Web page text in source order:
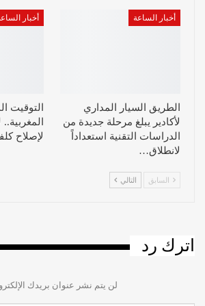
أخبار الساعة
الطريق السيار المداري
لأكادير يبلغ مرحلة جديدة من
الدراسات التقنية استعداداً
لانطلاق…
أخبار
التوقيت
المغربية..
لإصلاح
السابق التالي
اترك رد
لن يتم نشر عنوان بريدك